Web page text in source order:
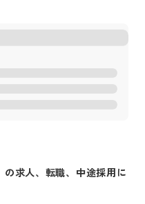
の求人、転職、中途採用に